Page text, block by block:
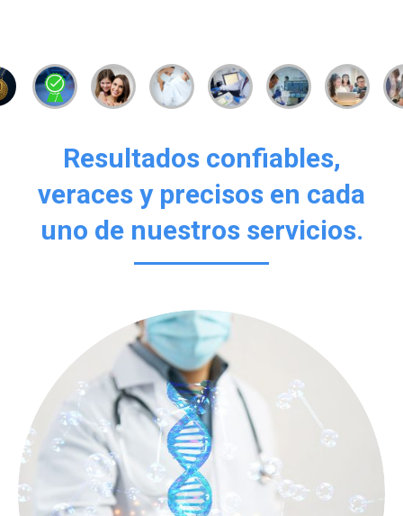
Resultados confiables,
veraces y precisos en cada
uno de nuestros servicios.